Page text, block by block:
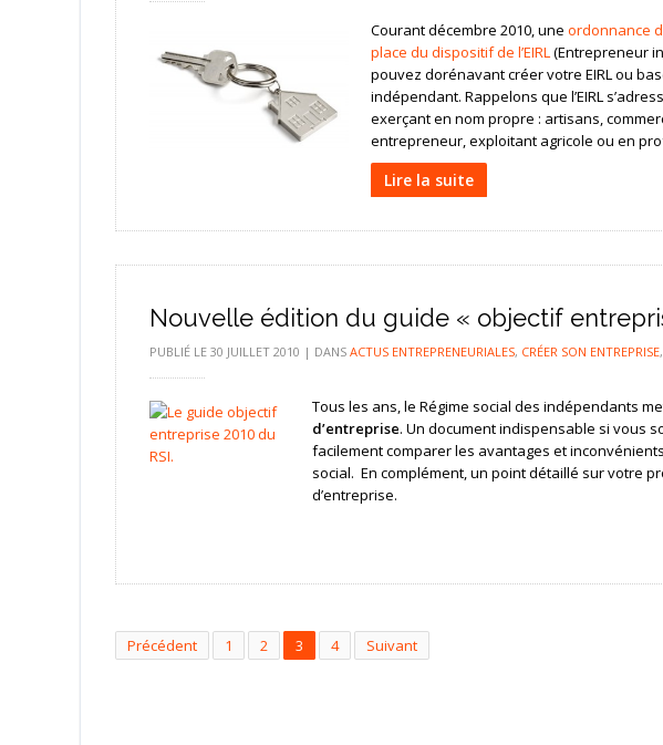
Courant décembre 2010, une ordonnance
place du dispositif de l’EIRL(Entrepreneur
pouvez dorénavant créer votre EIRL ou
indépendant. Rappelons que l’EIRL
exerçant en nom propre : artisans,
entrepreneur, exploitant agricole ou en
Lire la suite
Nouvelle édition du guide « objectif
PUBLIÉ LE 30 JUILLET 2010 | DANS ACTUS ENTREPRENEURIALES, CRÉER SON ENTREPRISE,
Tous les ans, le Régime social des indépendants
d’entreprise. Un document indispensable si vous
facilement comparer les avantages et
social. En complément, un point détaillé sur votre
d’entreprise.
Précédent 1 2 3 4 Suivant